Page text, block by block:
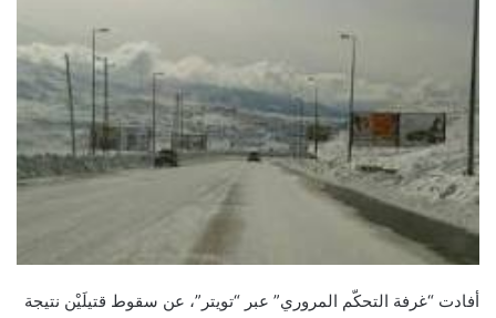
أفادت “غرفة التحكّم المروري” عبر “تويتر”، عن سقوط قتيلَيْن نتيجة